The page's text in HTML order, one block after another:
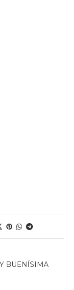
BUENÍSIMA